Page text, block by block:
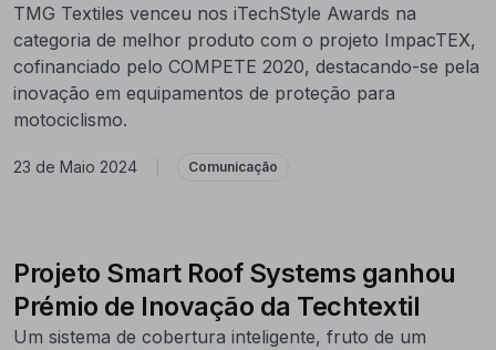
TMG Textiles venceu nos iTechStyle Awards na
categoria de melhor produto com o projeto ImpacTEX,
cofinanciado pelo COMPETE 2020, destacando-se pela
inovação em equipamentos de proteção para
motociclismo.
23 de Maio 2024 Comunicação
Projeto Smart Roof Systems ganhou
Prémio de Inovação da Techtextil
Um sistema de cobertura inteligente, fruto de um